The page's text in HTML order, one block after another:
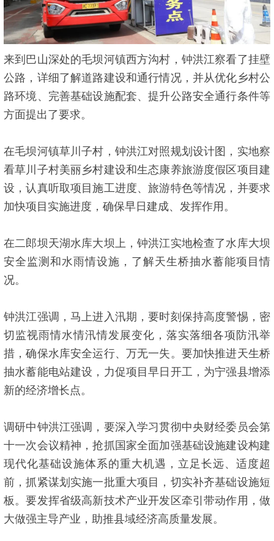
来到巴山深处的毛坝河镇西方沟村，钟洪江察看了挂壁
公路，详细了解道路建设和通行情况，并从优化乡村公
路环境、完善基础设施配套、提升公路安全通行条件等
方面提出了要求。
在毛坝河镇草川子村，钟洪江对照规划设计图，实地察
看草川子村美丽乡村建设和生态康养旅游度假区项目建
设，认真听取项目施工进度、旅游特色等情况，并要求
加快项目实施进度，确保早日建成、发挥作用。
在二郎坝天湖水库大坝上，钟洪江实地检查了水库大坝
安全监测和水雨情设施，了解天生桥抽水蓄能项目情
况。
钟洪江强调，马上进入汛期，要时刻保持高度警惕，密
切监视雨情水情汛情发展变化，落实落细各项防汛举
措，确保水库安全运行、万无一失。要加快推进天生桥
抽水蓄能电站建设，力促项目早日开工，为宁强县增添
新的经济增长点。
调研中钟洪江强调，要深入学习贯彻中央财经委员会第
十一次会议精神，抢抓国家全面加强基础设施建设构建
现代化基础设施体系的重大机遇，立足长远、适度超
前，抓紧谋划实施一批重大项目，切实补齐基础设施短
板。要发挥省级高新技术产业开发区牵引带动作用，做
大做强主导产业，助推县域经济高质量发展。